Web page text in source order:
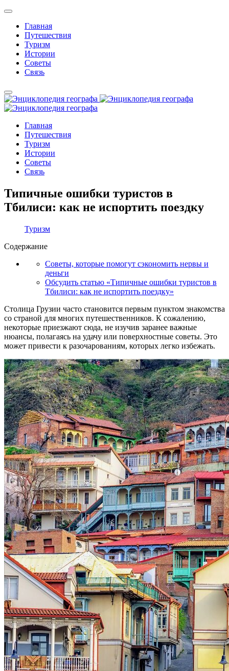
Главная
Путешествия
Туризм
Истории
Советы
Связь
Главная
Путешествия
Туризм
Истории
Советы
Связь
Типичные ошибки туристов в
Тбилиси: как не испортить поездку
Туризм
Содержание
Советы, которые помогут сэкономить нервы и
деньги
Обсудить статью «Типичные ошибки туристов в
Тбилиси: как не испортить поездку»
Столица Грузии часто становится первым пунктом знакомства
со страной для многих путешественников. К сожалению,
некоторые приезжают сюда, не изучив заранее важные
нюансы, полагаясь на удачу или поверхностные советы. Это
может привести к разочарованиям, которых легко избежать.